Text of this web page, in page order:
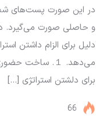
در این صورت پست‌های
و حاصلی صورت می‌گیرد.
دلیل برای الزام داشتن
می‌دهد. １. ساخت
برای دلشتن استراتژی […]
66